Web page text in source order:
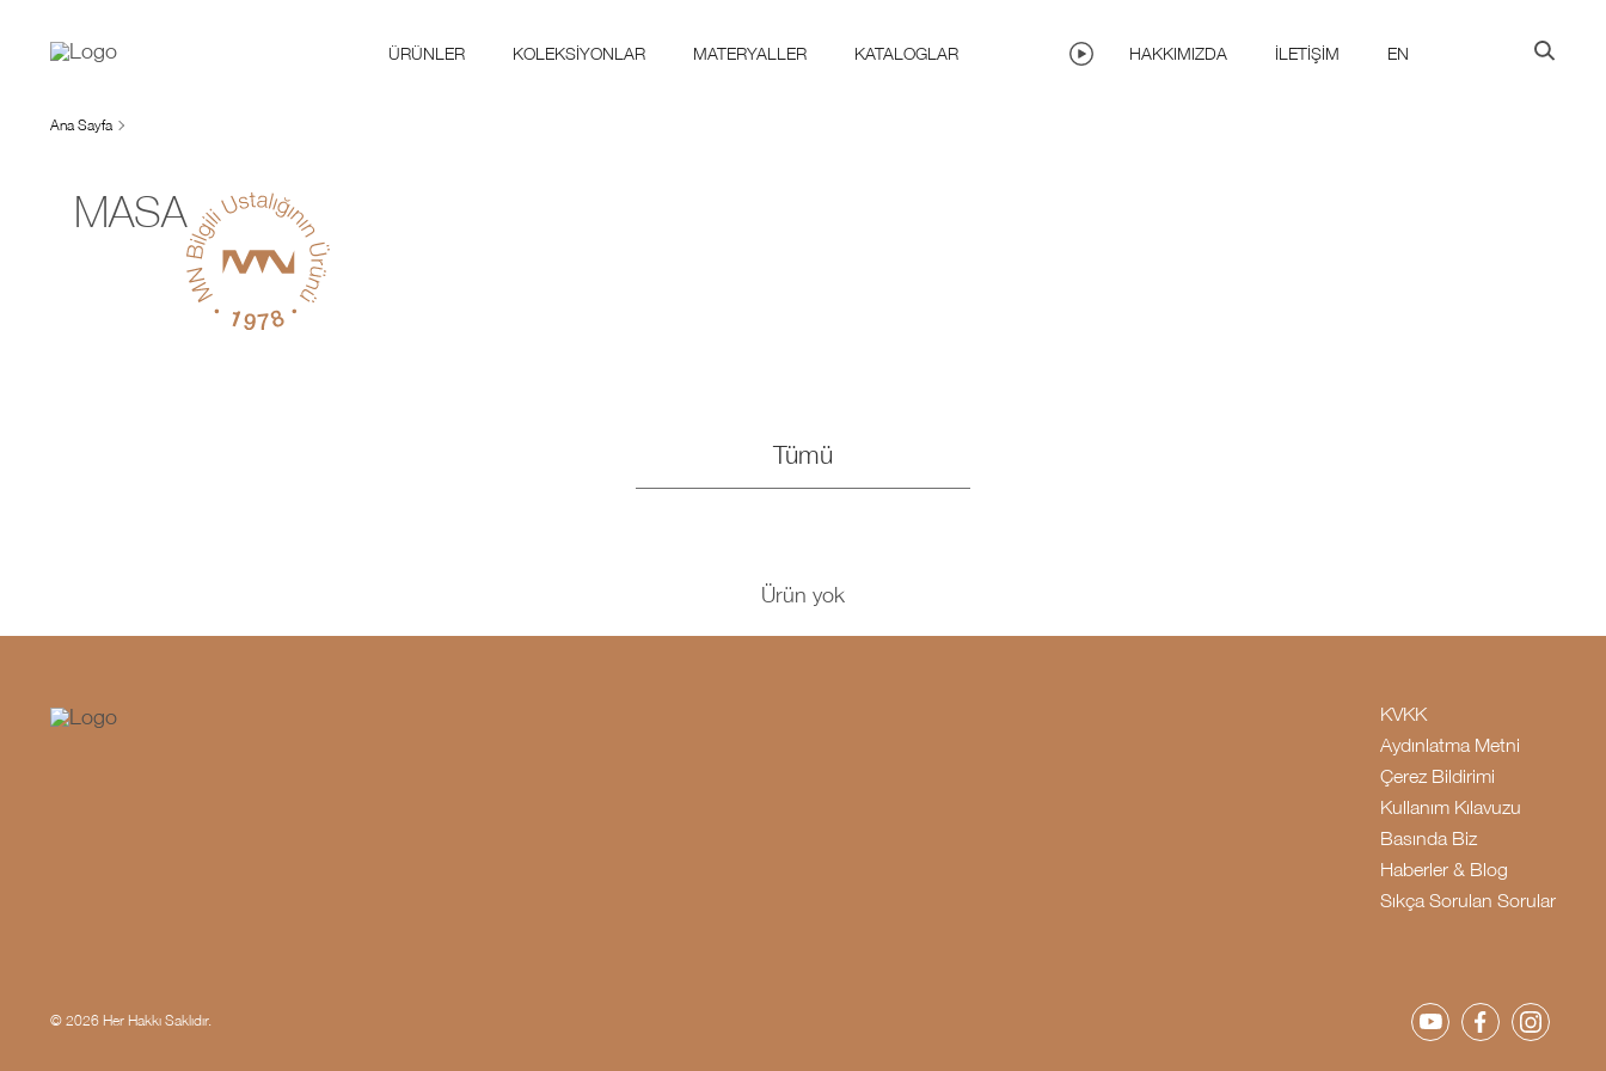
ÜRÜNLER KOLEKSIYONLAR MATERYALLER KATALOGLAR HAKKIMIZDA İLETIŞIM EN
Ana Sayfa
MASA
Tümü
Ürün yok
KVKK
Aydınlatma Metni
Çerez Bildirimi
Kullanım Kılavuzu
Basında Biz
Haberler & Blog
Sıkça Sorulan Sorular
© 2026 Her Hakkı Saklıdır.